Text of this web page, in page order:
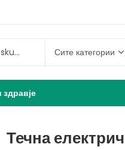
Течна